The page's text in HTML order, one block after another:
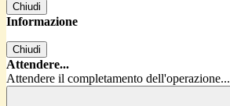
Chiudi
Informazione
Chiudi
Attendere...
Attendere il completamento dell'operazione...